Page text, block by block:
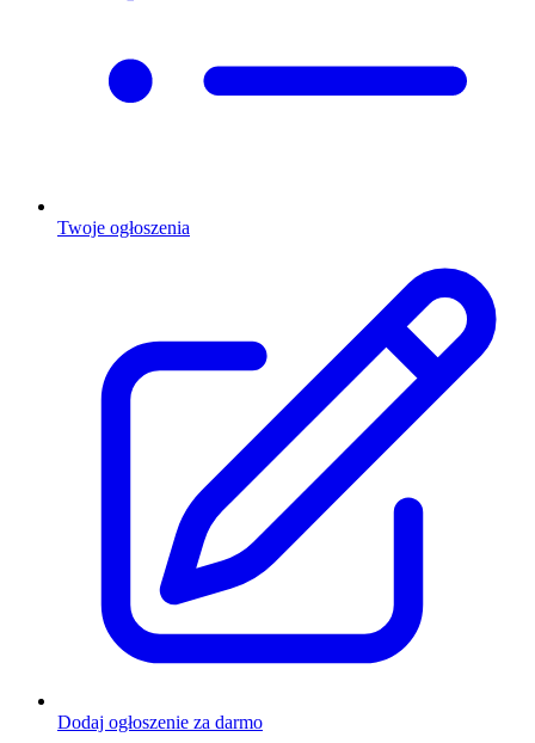
Twoje ogłoszenia
Dodaj ogłoszenie za darmo